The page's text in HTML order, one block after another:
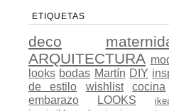
ETIQUETAS
deco
ARQUITECTURA
looks bodas Martín DIY
de estilo
wishlist cocina
embarazo
LOOKS